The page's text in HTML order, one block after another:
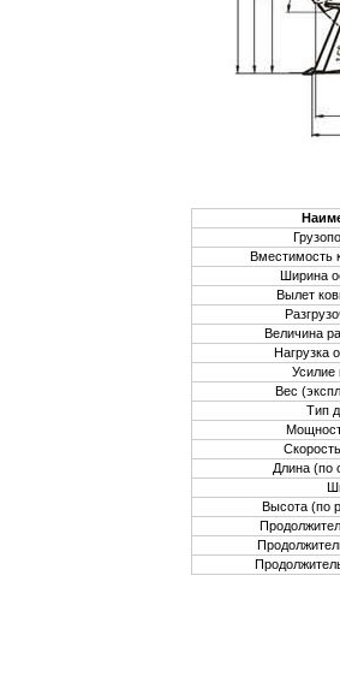
Вместимость
Ширина
Вылет
Величина
Нагрузка
Вес
Тип
Длина (по
Высота (по